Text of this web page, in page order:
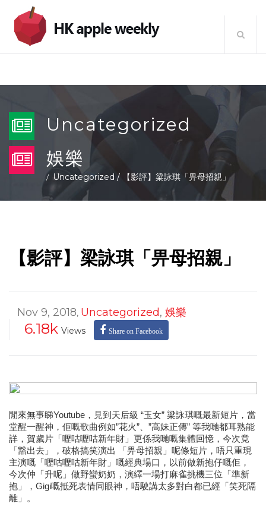
Uncategorized
娛樂
Uncategorized / 【影評】梁詠琪「畀母招親」
【影評】梁詠琪「畀母招親」
Nov 9, 2018, Uncategorized, 娛樂
6.18k Views Share on Facebook
閒來無事睇Youtube，見到天后級 “玉女” 梁詠琪嘅最新短片，當
堂醒一醒神，佢嘅歌曲例如”花火”、”高妹正傳” 等我哋都耳熟能
詳，賀歲片「嚦咕嚦咕新年財」更係我哋嘅集體回憶，今次竟
「豁出去」，破格搞笑演出 「畀母招親」呢條短片，唔只重現
主演嘅 「嚦咕嚦咕新年財」嘅經典場口，以前做新抱仔嘅佢，
今次仲「升呢」做野蠻奶奶，演繹一場打麻雀挑機三位「準新
抱」，Gigi嘅抵死表情同眼神，唔駛講太多對白都已經「笑死隔
離」。